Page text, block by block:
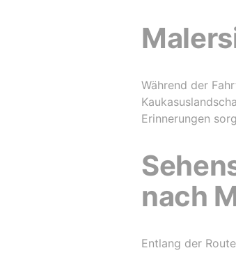
Während der
Erinnerungen
nach
Entlang der